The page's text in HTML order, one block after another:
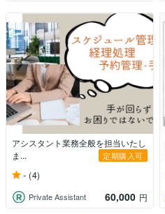
アシスタント業務全般を担当いたし
ま...
定期購入可
- (4)
Private Assistant 60,000 円